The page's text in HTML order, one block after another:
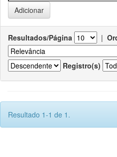
Resultados/Página |
Registro(s)
Resultado 1-1 de 1.